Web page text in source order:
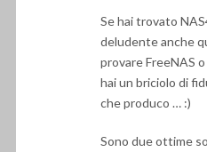
Se hai trovato
deludente anche
provare FreeNAS
hai un briciolo di
che produco … :)
Sono due ottime